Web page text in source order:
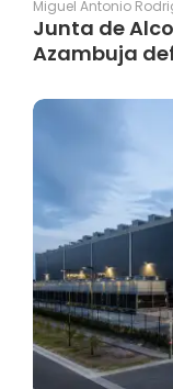
Miguel Antonio
Junta de
Azambuja